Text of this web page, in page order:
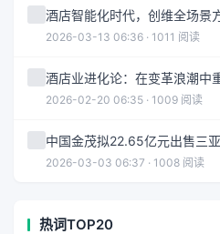
酒店智能化时代，创维全场景
2026-03-13 06:36 · 1011 阅读
酒店业进化论：在变革浪潮中
2026-02-20 06:35 · 1009 阅读
中国金茂拟22.65亿元出售三
2026-03-03 06:37 · 1008 阅读
热词TOP20